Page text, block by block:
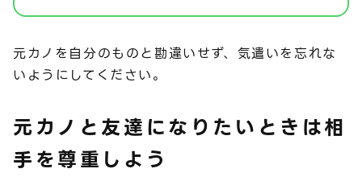
元カノを自分のものと勘違いせず、気遣いを忘れな
いようにしてください。
元カノと友達になりたいときは相
手を尊重しよう